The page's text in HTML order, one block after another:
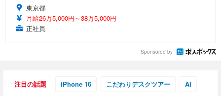
東京都
月給26万5,000円～38万5,000円
正社員
Sponsored by
注目の話題 iPhone 16 こだわりデスクツアー AI